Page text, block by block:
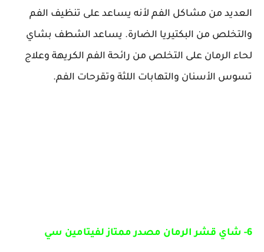
العديد من مشاكل الفم لأنه يساعد على تنظيف الفم
والتخلص من البكتيريا الضارة. يساعد الشطف بشاي
لحاء الرمان على التخلص من رائحة الفم الكريهة وعلاج
تسوس الأسنان والتهابات اللثة وتقرحات الفم.
6- شاي قشر الرمان مصدر ممتاز لفيتامين سي